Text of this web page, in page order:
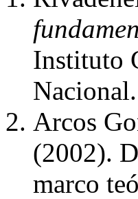
Instituto
Nacional.
Arcos
(2002).
marco